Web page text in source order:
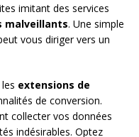
imitant des services
malveillants. Une simple
vous diriger vers un
extensions de
de conversion.
collecter vos données
indésirables. Optez